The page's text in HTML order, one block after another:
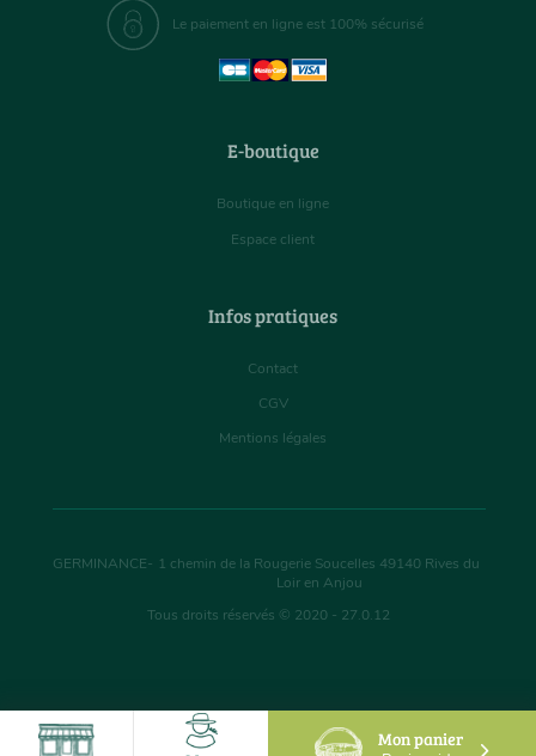
Mon panier
Le paiement en ligne est 100% sécurisé
E-boutique
Boutique en ligne
Espace client
Infos pratiques
Contact
CGV
Mentions légales
GERMINANCE- 1 chemin de la Rougerie Soucelles 49140 Rives du
Loir en Anjou
Tous droits réservés © 2020 - 27.0.12